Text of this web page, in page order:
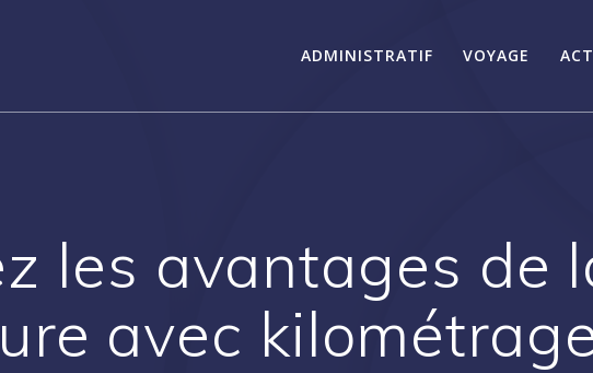
ADMINISTRATIF VOYAGE
les avantages de
avec